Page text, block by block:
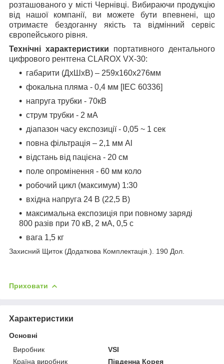
розташованого у місті Чернівці. Вибираючи продукцію
від нашої компанії, ви можете бути впевнені, що
отримаєте бездоганну якість та відмінний сервіс
європейського рівня.
Технічні характеристики портативного дентального
цифрового рентгена CLAROX VX-30:
габарити (ДхШхВ) – 259х160х276мм
фокальна пляма - 0,4 мм [IEC 60336]
напруга трубки - 70кВ
струм трубки - 2 мА
діапазон часу експозиції - 0,05 ~ 1 сек
повна фільтрація – 2,1 мм Al
відстань від пацієна - 20 см
поле опромінення - 60 мм коло
робочий цикл (максимум) 1:30
вхідна напруга 24 В (22,5 В)
максимальна експозиція при повному заряді
800 разів при 70 кВ, 2 мА, 0,5 с
вага 1,5 кг
Захисний Щиток (Додаткова Комплектація.). 190 Дол.
Приховати
Характеристики
Основні
Виробник
VSI
Країна виробник
Південна Корея